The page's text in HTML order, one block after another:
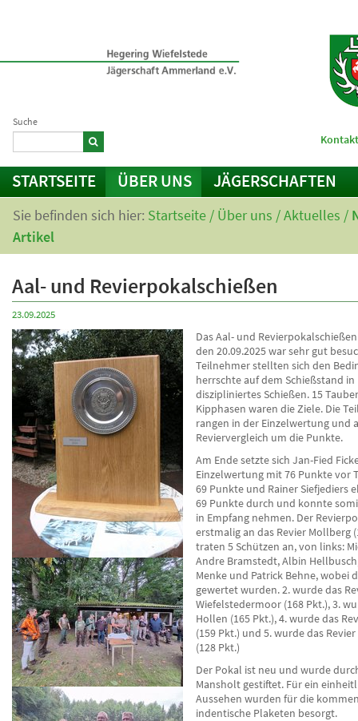
Suche
STARTSEITE ÜBER UNS JÄGERSCHAFTEN
Sie befinden sich hier: Startseite / Über uns /Aktuelles /
Artikel
Aal- und Revierpokalschießen
23.09.2025
Das Aal- und
den 20.09.2025 war sehr gut
Teilnehmer stellten sich den
herrschte auf dem Schießstand
diszipliniertes Schießen. 15
Kipphasen waren die Ziele. Die
rangen in der Einzelwertung und
Reviervergleich um die Punkte.
Am Ende setzte sich Jan-Fied
Einzelwertung mit 76 Punkte vor
69 Punkte und Rainer Siefjediers
69 Punkte durch und konnte
in Empfang nehmen. Der
erstmalig an das Revier Mollberg
traten 5 Schützen an, von links:
Andre Bramstedt, Albin
Menke und Patrick Behne, wobei
gewertet wurden. 2. wurde das
Wiefelstedermoor (168 Pkt.), 3.
Hollen (165 Pkt.), 4. wurde das
(159 Pkt.) und 5. wurde das
(128 Pkt.)
Der Pokal ist neu und wurde
Mansholt gestiftet. Für ein
Aussehen wurden für die
indentische Plaketen besorgt.